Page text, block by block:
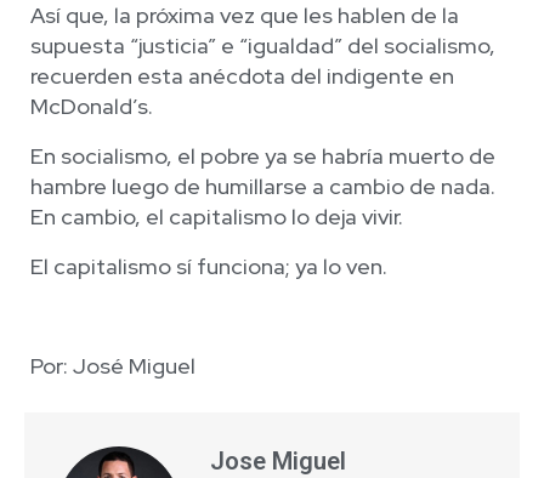
Así que, la próxima vez que les hablen de la
supuesta “justicia” e “igualdad” del socialismo,
recuerden esta anécdota del indigente en
McDonald’s.
En socialismo, el pobre ya se habría muerto de
hambre luego de humillarse a cambio de nada.
En cambio, el capitalismo lo deja vivir.
El capitalismo sí funciona; ya lo ven.
Por: José Miguel
Jose Miguel